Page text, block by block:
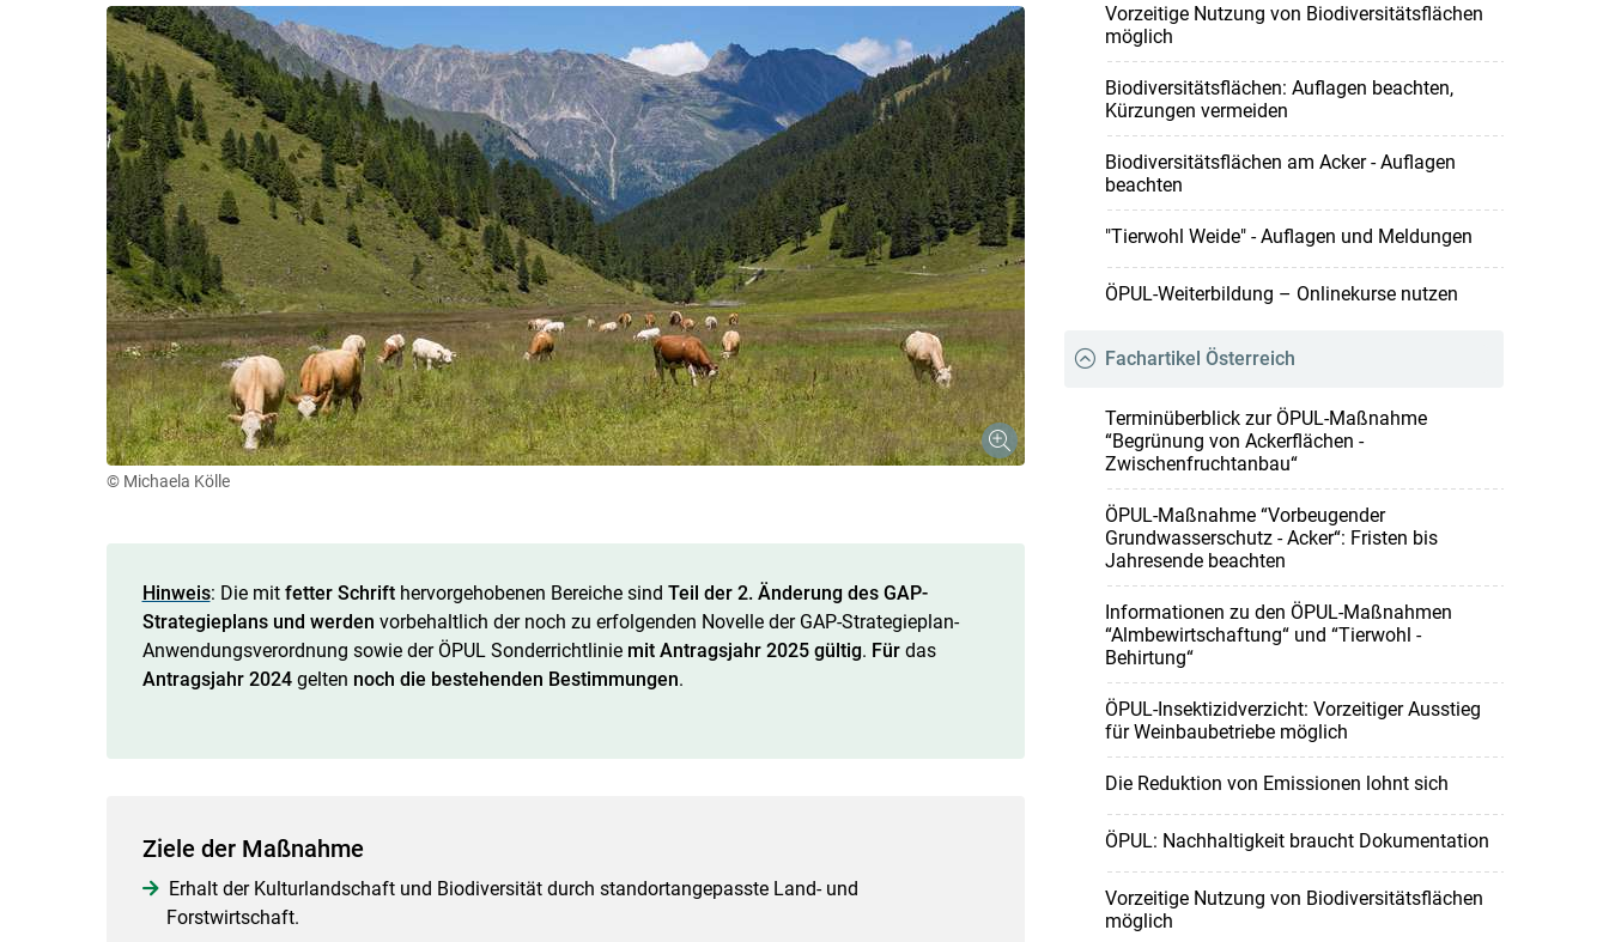
© Michaela Kölle
Hinweis: Die mit fetter Schrifthervorgehobenen Bereiche sind Teil der 2. Änderung des GAP-
Strategieplans und werden vorbehaltlich der noch zu erfolgenden Novelle der GAP-Strategieplan-
Anwendungsverordnung sowie der ÖPUL Sonderrichtlinie mit Antragsjahr 2025 gültig. Fürdas
Antragsjahr 2024gelten noch die bestehenden Bestimmungen.
Ziele der Maßnahme
Erhalt der Kulturlandschaft und Biodiversität durch standortangepasste Land- und
Forstwirtschaft.
Vorzeitige Nutzung von Biodiversitätsflächen
möglich
Biodiversitäts­flächen: Auflagen beachten,
Kürzungen vermeiden
Biodiversitätsflächen am Acker - Auflagen
beachten
"Tierwohl Weide" - Auflagen und Meldungen
ÖPUL-Weiterbildung – Onlinekurse nutzen
Fachartikel Österreich
Terminüberblick zur ÖPUL-Maßnahme
“Begrünung von Ackerflächen -
Zwischenfruchtanbau“
ÖPUL-Maßnahme “Vorbeugender
Grundwasserschutz - Acker“: Fristen bis
Jahresende beachten
Informationen zu den ÖPUL-Maßnahmen
“Almbewirtschaftung“ und “Tierwohl -
Behirtung“
ÖPUL-Insektizidverzicht: Vorzeitiger Ausstieg
für Weinbaubetriebe möglich
Die Reduktion von Emissionen lohnt sich
ÖPUL: Nachhaltigkeit braucht Dokumentation
Vorzeitige Nutzung von Biodiversitätsflächen
möglich